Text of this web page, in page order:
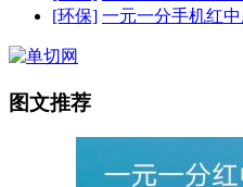
[环保] 一元一分手机红
图文推荐